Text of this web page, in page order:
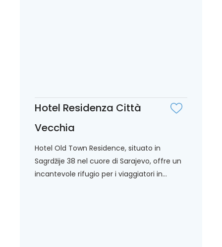
Hotel Residenza Città
Vecchia
Hotel Old Town Residence, situato in
Sagrdžije 38 nel cuore di Sarajevo, offre un
incantevole rifugio per i viaggiatori in...